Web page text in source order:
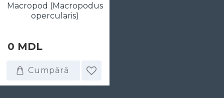
Macropod (Macropodus
opercularis)
0 MDL
Cumpără